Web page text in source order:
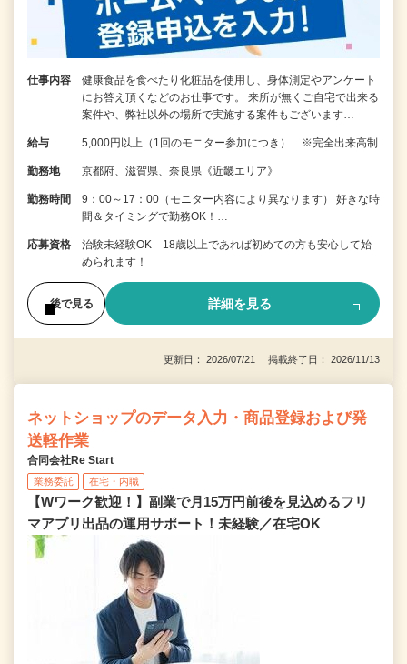
仕事内容
健康食品を食べたり化粧品を使用し、身体測定やアンケート
にお答え頂くなどのお仕事です。 来所が無くご自宅で出来る
案件や、弊社以外の場所で実施する案件もございます…
給与 5,000円以上（1回のモニター参加につき） ※完全出来高制
勤務地 京都府、滋賀県、奈良県《近畿エリア》
勤務時間
9：00～17：00（モニター内容により異なります） 好きな時
間＆タイミングで勤務OK！…
応募資格
治験未経験OK 18歳以上であれば初めての方も安心して始
められます！
後で見る 詳細を見る
更新日： 2026/07/21 掲載終了日： 2026/11/13
ネットショップのデータ入力・商品登録および発
送軽作業
合同会社Re Start
業務委託 在宅・内職
【Wワーク歓迎！】副業で月15万円前後を見込めるフリ
マアプリ出品の運用サポート！未経験／在宅OK